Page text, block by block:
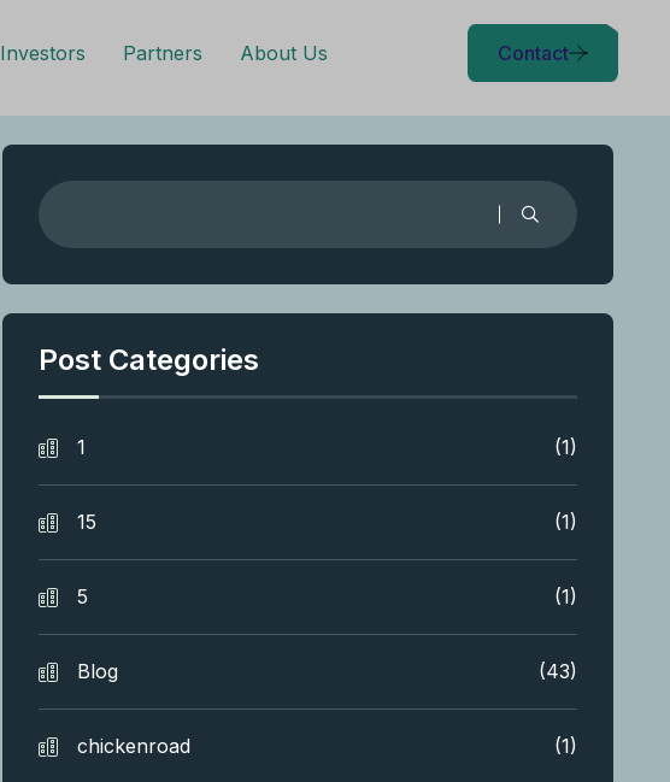
Investors Partners About Us Contact
Post Categories
1 (1)
15 (1)
5 (1)
Blog (43)
chickenroad (1)